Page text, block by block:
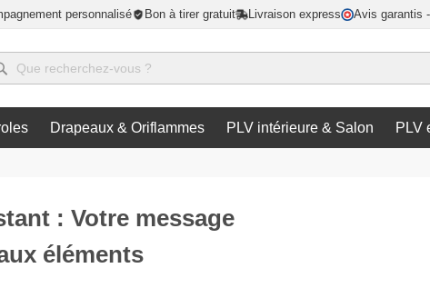
personnalisé Bon à tirer gratuit Livraison express Avis garantis
Drapeaux & Oriflammes PLV intérieure & Salon PLV
: Votre message
éléments